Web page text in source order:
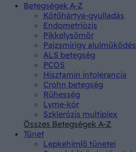
Betegségek A-Z
Kötőhártya-gyulladás
Endometriózis
Pikkelysömör
Pajzsmirigy alulműködés
ALS betegség
PCOS
Hisztamin intolerancia
Crohn betegség
Rühesség
Lyme-kór
Szklerózis multiplex
Összes Betegségek A-Z
Tünet
Lepkehimlő tünetei